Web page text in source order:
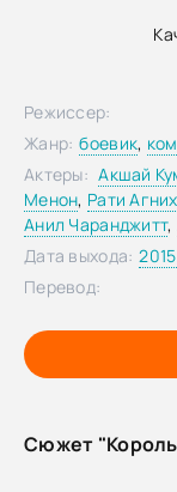
Режиссер:
Жанр: боевик,
Актеры: Акшай
Менон, Рати
Анил Чаранджитт,
Дата выхода: 2015
Перевод:
Сюжет